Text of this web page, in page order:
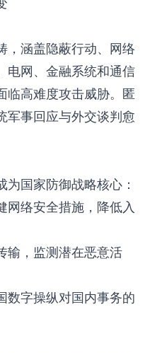
，涵盖隐蔽行动、网络
电网、金融系统和通信
临高难度攻击威胁。匿
军事回应与外交谈判愈
国家防御战略核心：
网络安全措施，降低入
输，监测潜在恶意活
数字操纵对国内事务的